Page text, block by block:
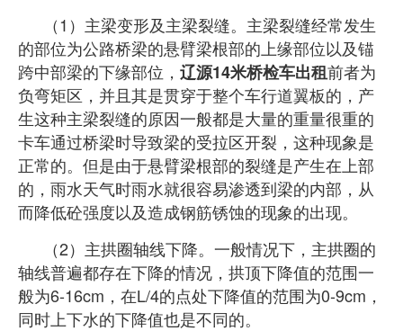
（1）主梁变形及主梁裂缝。主梁裂缝经常发生
的部位为公路桥梁的悬臂梁根部的上缘部位以及锚
跨中部梁的下缘部位， 辽源14米桥检车出租前者为
负弯矩区，并且其是贯穿于整个车行道翼板的，产
生这种主梁裂缝的原因一般都是大量的重量很重的
卡车通过桥梁时导致梁的受拉区开裂，这种现象是
正常的。但是由于悬臂梁根部的裂缝是产生在上部
的，雨水天气时雨水就很容易渗透到梁的内部，从
而降低砼强度以及造成钢筋锈蚀的现象的出现。
（2）主拱圈轴线下降。一般情况下，主拱圈的
轴线普遍都存在下降的情况，拱顶下降值的范围一
般为6-16cm，在L/4的点处下降值的范围为0-9cm，
同时上下水的下降值也是不同的。